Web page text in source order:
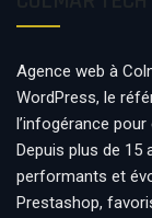
Agence web à
WordPress, le
l’infogérance
Depuis plus de 15
performants et
Prestashop,